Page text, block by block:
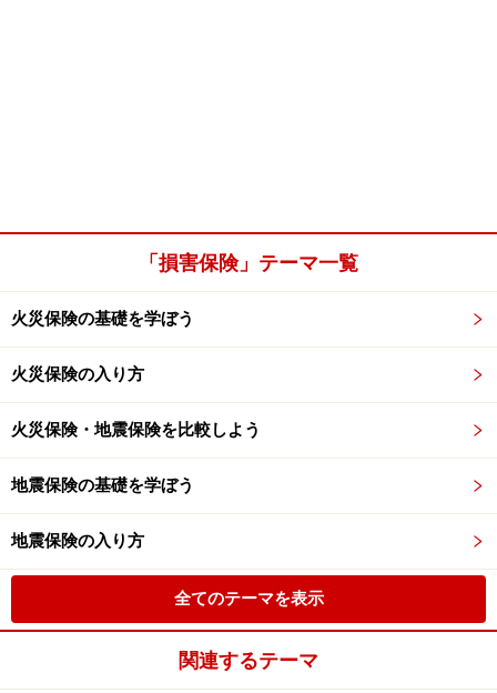
「損害保険」テーマ一覧
火災保険の基礎を学ぼう
火災保険の入り方
火災保険・地震保険を比較しよう
地震保険の基礎を学ぼう
地震保険の入り方
全てのテーマを表示
関連するテーマ